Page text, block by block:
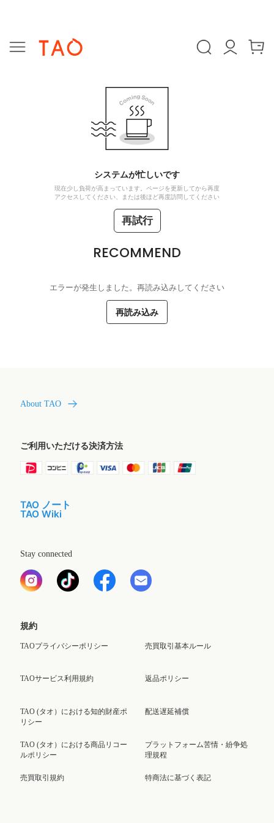
システムが忙しいです
現在少し負荷が高まっています。ページを更新してから再度
アクセスしてください、または後ほど再度訪問してください
再試行
RECOMMEND
エラーが発生しました。再読み込みしてください
再読み込み
About TAO
ご利用いただける決済方法
TAO ノート
TAO Wiki
Stay connected
規約
TAOプライバシーポリシー
TAOサービス利用規約
TAO (タオ）における知的財産ポ
リシー
TAO (タオ）における商品リコー
ルポリシー
売買取引規約
売買取引基本ルール
返品ポリシー
配送遅延補償
プラットフォーム苦情・紛争処
理規程
特商法に基づく表記